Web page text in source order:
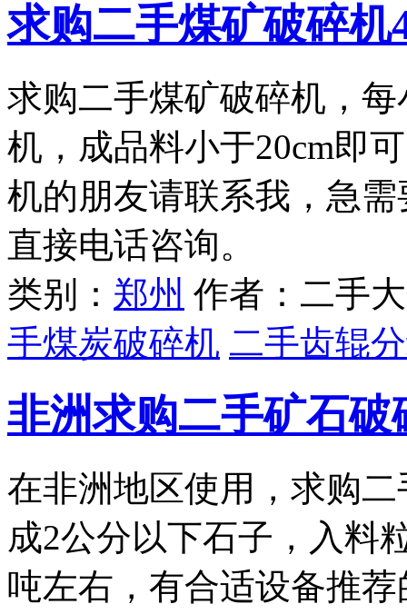
求购二手煤矿破碎机
求购二手煤矿破碎机，
机，成品料小于20cm即
机的朋友请联系我，急
直接电话咨询。
类别： 郑州 作者：二手
手煤炭破碎机 二手齿辊
非洲求购二手矿石破
在非洲地区使用，求购
成2公分以下石子，入料
吨左右，有合适设备推